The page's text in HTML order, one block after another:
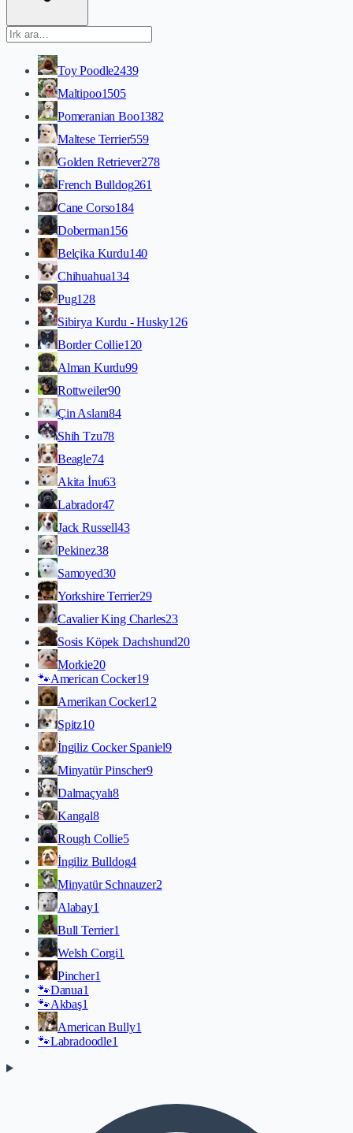
Toy Poodle2439
Maltipoo1505
Pomeranian Boo1382
Maltese Terrier559
Golden Retriever278
French Bulldog261
Cane Corso184
Doberman156
Belçika Kurdu140
Chihuahua134
Pug128
Sibirya Kurdu - Husky126
Border Collie120
Alman Kurdu99
Rottweiler90
Çin Aslanı84
Shih Tzu78
Beagle74
Akita İnu63
Labrador47
Jack Russell43
Pekinez38
Samoyed30
Yorkshire Terrier29
Cavalier King Charles23
Sosis Köpek Dachshund20
Morkie20
🐾American Cocker19
Amerikan Cocker12
Spitz10
İngiliz Cocker Spaniel9
Minyatür Pinscher9
Dalmaçyalı8
Kangal8
Rough Collie5
İngiliz Bulldog4
Minyatür Schnauzer2
Alabay1
Bull Terrier1
Welsh Corgi1
Pincher1
🐾Danua1
🐾Akbaş1
American Bully1
🐾Labradoodle1